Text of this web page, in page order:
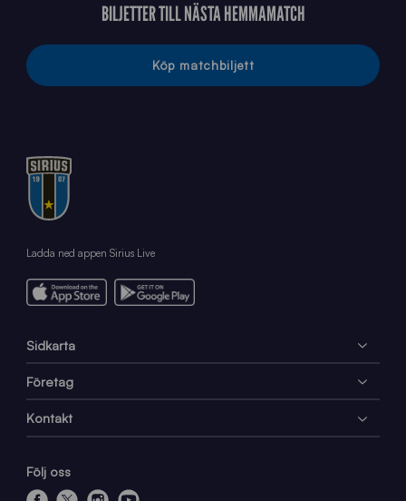
BILJETTER TILL NÄSTA HEMMAMATCH
Köp matchbiljett
Ladda ned appen Sirius Live
Sidkarta
Företag
Kontakt
Följ oss